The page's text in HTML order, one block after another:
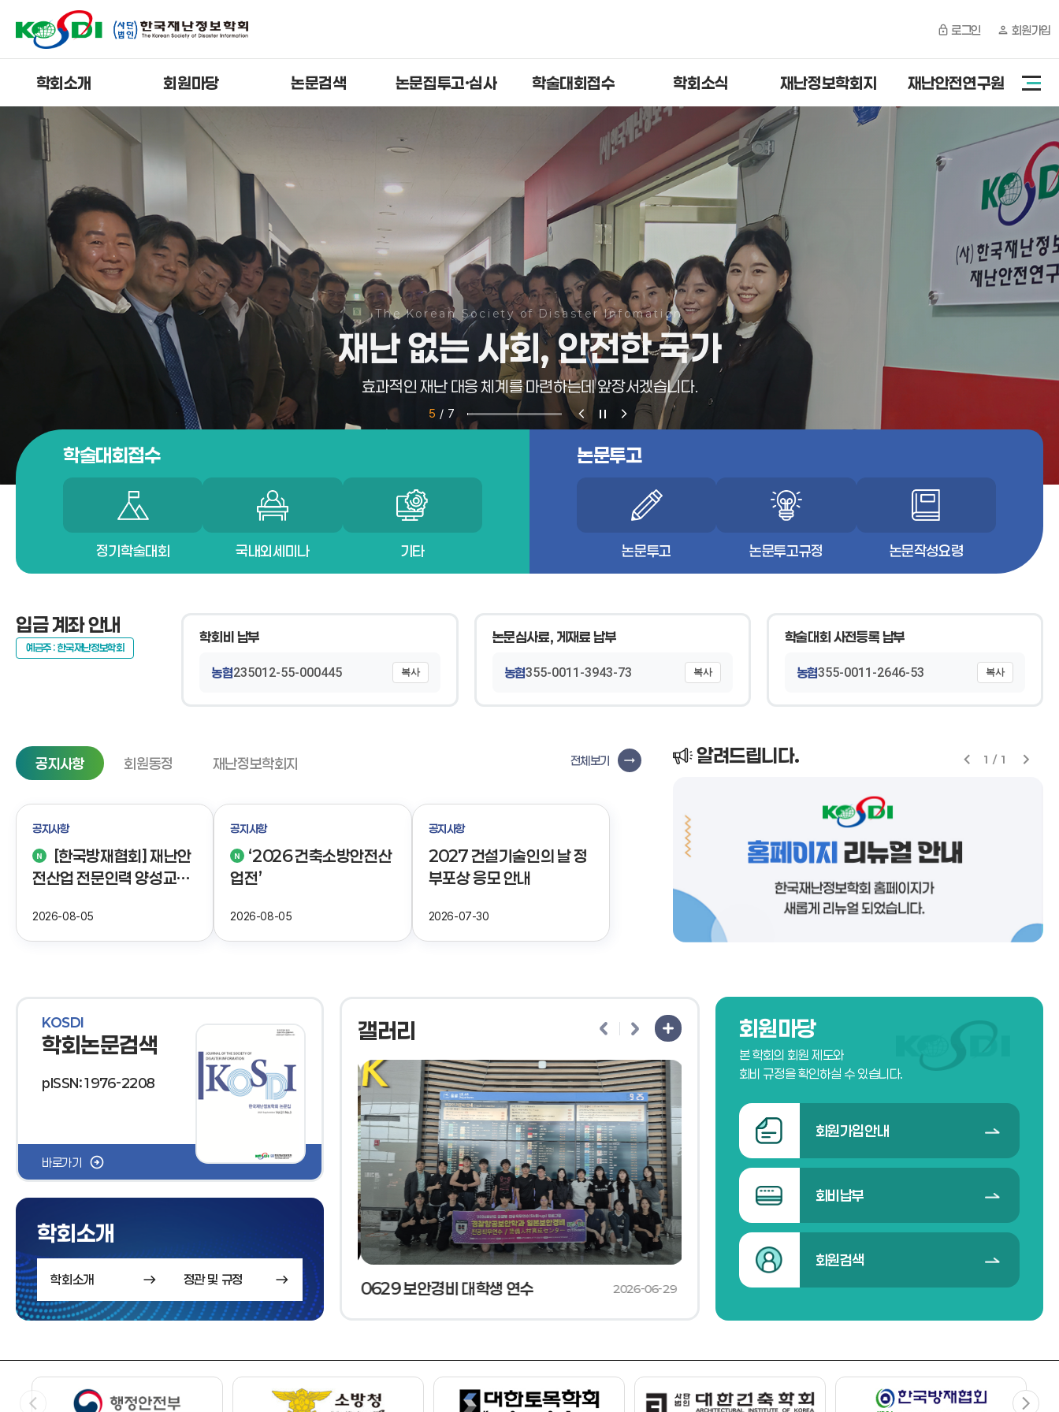
학회소개 회원마당 논문검색 논문집투고·심사 학술대회접수 학회소식 재난정보학회지 재난안전연구원
로그인 회원가입
5 / 7
The Korean Society of Disaster Infomation
재난 없는 사회,안전한 국가
효과적인 재난 대응 체계를 마련하는데 앞장서겠습니다.
학술대회접수
정기학술대회 국내외세미나 기타
논문투고
논문투고 논문투고규정 논문작성요령
입금 계좌 안내
예금주 : 한국재난정보학회
학회비 납부
농협235012-55-000445 복사
논문심사료, 게재료 납부
농협355-0011-3943-73 복사
학술대회 사전등록 납부
농협355-0011-2646-53 복사
공지사항
공지사항
[한국방재협회] 재난안
전산업 전문인력 양성교육
2026-08-05
공지사항
‘2026 건축소방안전산
업전’
2026-08-05
공지사항
2027 건설기술인의 날 정
부포상 응모 안내
2026-07-30
전체보기
회원동정 재난정보학회지 알려드립니다. 1 / 1
KOSDI
학회논문검색
pISSN:1976-2208
바로가기
학회소개
학회소개 정관 및 규정
갤러리
19 2026-07-07 0629 보안경비 대학생 연수 2026-06-29 0620 Field Trip 2026-06-20 0619
회원마당
본 학회의 회원 제도와
회비 규정을 확인하실 수 있습니다.
회원가입안내
회비납부
회원검색